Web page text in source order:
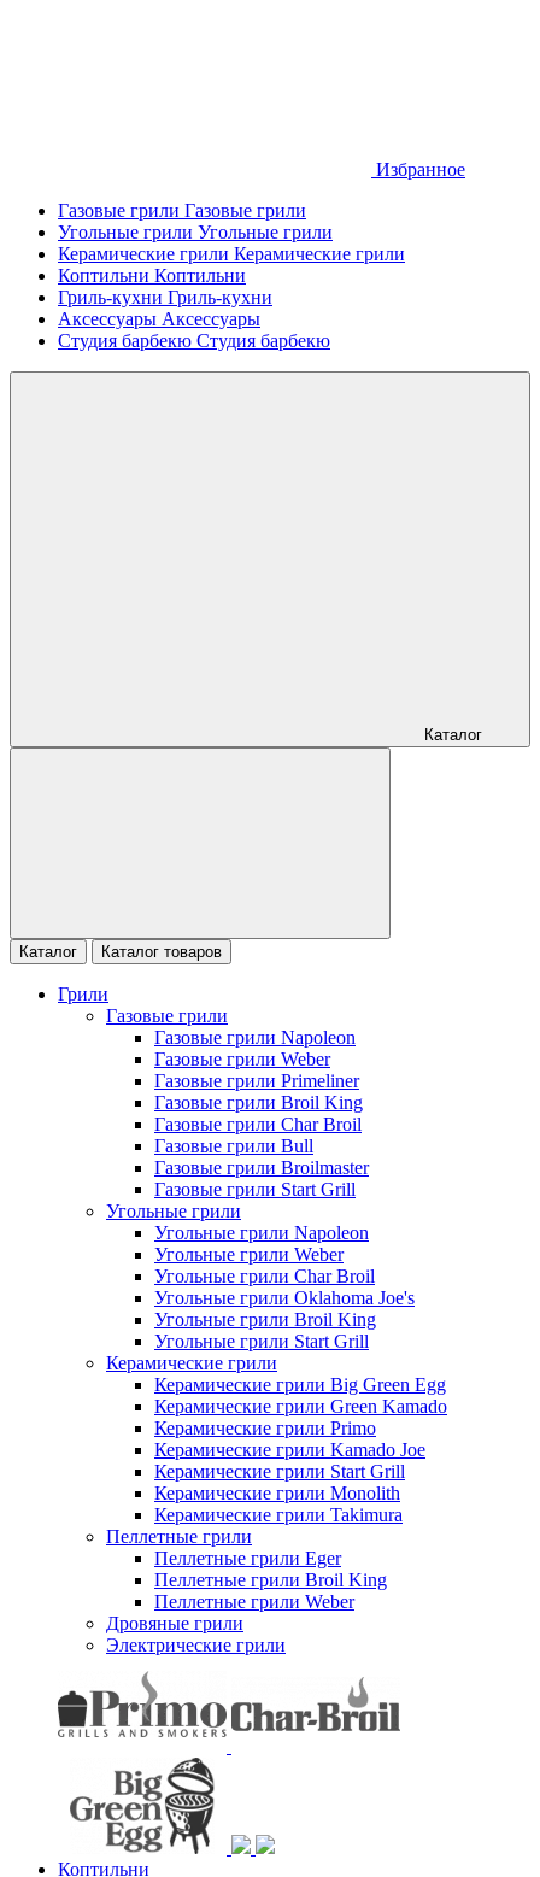
Избранное
Газовые грили Газовые грили
Угольные грили Угольные грили
Керамические грили Керамические грили
Коптильни Коптильни
Гриль-кухни Гриль-кухни
Аксессуары Аксессуары
Студия барбекю Студия барбекю
Каталог
Каталог Каталог товаров
Грили
Газовые грили
Газовые грили Napoleon
Газовые грили Weber
Газовые грили Primeliner
Газовые грили Broil King
Газовые грили Char Broil
Газовые грили Bull
Газовые грили Broilmaster
Газовые грили Start Grill
Угольные грили
Угольные грили Napoleon
Угольные грили Weber
Угольные грили Char Broil
Угольные грили Oklahoma Joe's
Угольные грили Broil King
Угольные грили Start Grill
Керамические грили
Керамические грили Big Green Egg
Керамические грили Green Kamado
Керамические грили Primo
Керамические грили Kamado Joe
Керамические грили Start Grill
Керамические грили Monolith
Керамические грили Takimura
Пеллетные грили
Пеллетные грили Eger
Пеллетные грили Broil King
Пеллетные грили Weber
Дровяные грили
Электрические грили
Коптильни